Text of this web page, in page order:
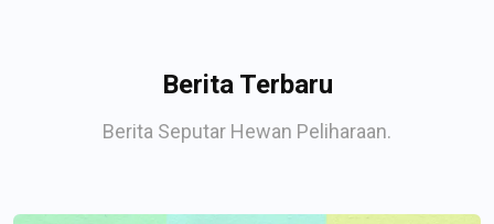
Berita Terbaru
Berita Seputar Hewan Peliharaan.